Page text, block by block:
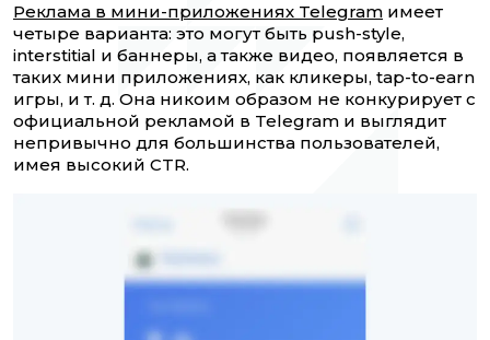
Реклама в мини-приложениях Telegram имеет
четыре варианта: это могут быть push-style,
interstitial и баннеры, а также видео, появляется в
таких мини приложениях, как кликеры, tap-to-earn
игры, и т. д. Она никоим образом не конкурирует с
официальной рекламой в Telegram и выглядит
непривычно для большинства пользователей,
имея высокий CTR.